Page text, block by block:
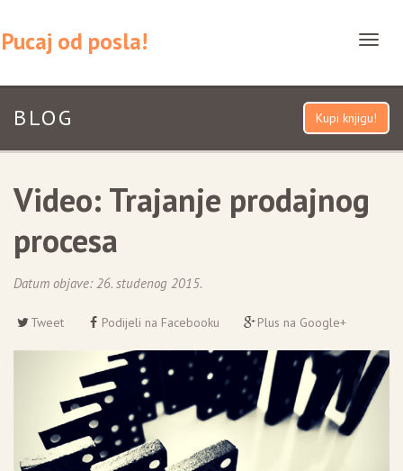
T
g
i
o
n
Pucaj od posla!
BLOG Kupi knjigu!
Video: Trajanje prodajnog
procesa
Datum objave: 26. studenog 2015.
Tweet Podijeli na Facebooku Plus na Google+